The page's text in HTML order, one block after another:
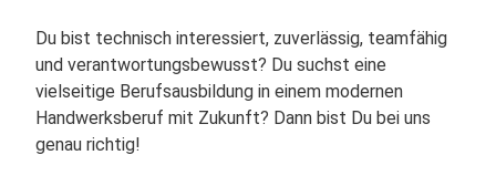
Du bist technisch interessiert, zuverlässig, teamfähig
und verantwortungsbewusst? Du suchst eine
vielseitige Berufsausbildung in einem modernen
Handwerksberuf mit Zukunft? Dann bist Du bei uns
genau richtig!